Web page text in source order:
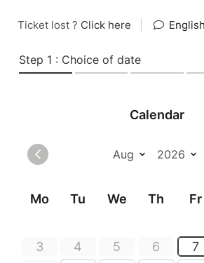
Ticket lost ? Click here English
Step 1 : Choice of date
Calendar
Mo Tu We Th Fr
3
4 5 6 7